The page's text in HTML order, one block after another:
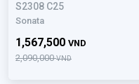
S2308 C25
Sonata
2,090,000VND
1,567,500 VND